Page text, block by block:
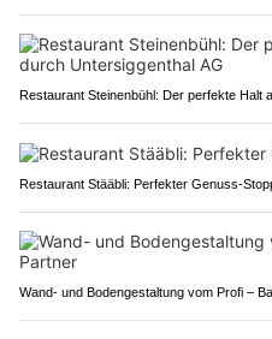
Restaurant Steinenbühl: Der perfekte Halt
Restaurant Stääbli: Perfekter Genuss-
Wand- und Bodengestaltung vom Profi –